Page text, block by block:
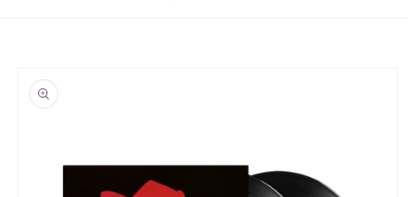
a la
información